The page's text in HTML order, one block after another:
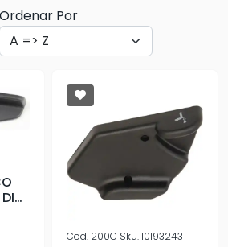
Ordenar Por
Cod. 200C Sku.10193243